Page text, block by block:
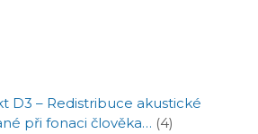
D3 – Redistribuce akustické
při fonaci člověka… (4)